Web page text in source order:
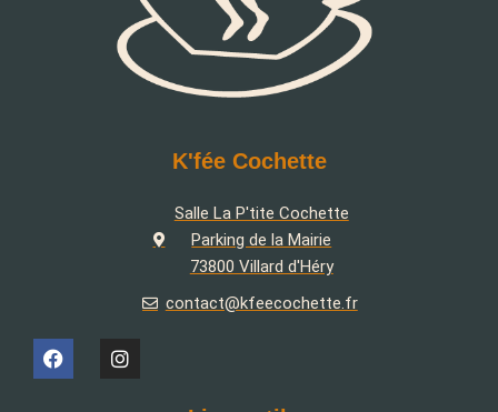
K'fée Cochette
Salle La P'tite Cochette
Parking de la Mairie
73800 Villard d'Héry
contact@kfeecochette.fr